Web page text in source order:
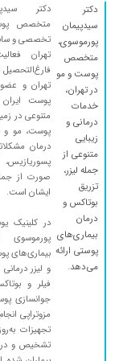
دکتر
سلام
راضی
مریض
بود
دکتر
من با
همه
داشتن
بینظیر
میشه
قربانی
بیماری
بسیار
من که
عالی بود
دکتر
سیدپیمان
پورموسوی،
متخصص
پوست و مو
در تهران،
خدمات
درمانی و
زیبایی
متنوعی از
جمله لیزر،
تزریق
بوتاکس و
درمان
بیماری‌های
پوستی ارائه
می‌دهد.
دکتر
متخصص
تهران
تهران و
پوست
متنوعی در
پوست، مو و
درمان
صورت از
ایشان است.
در کلینیک
پورموسوی
بیماری‌های
و لیزر
فیلر و
جوانسازی
مزوتراپی
تجهیزات
تشخیص و